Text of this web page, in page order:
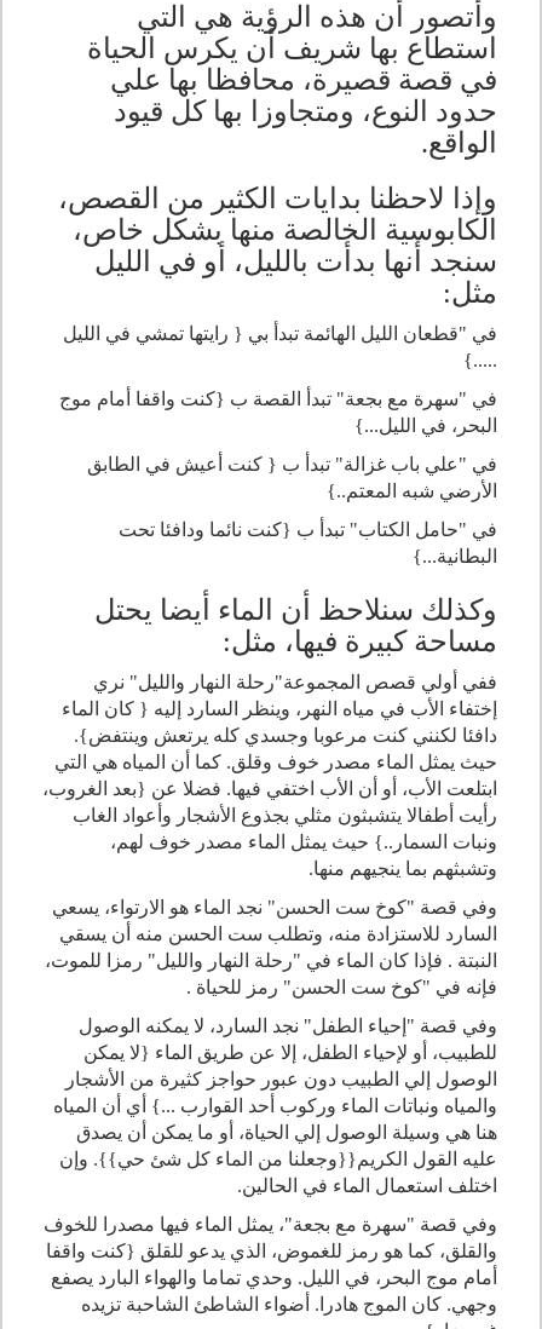
وأتصور أن هذه الرؤية هي التي
استطاع بها شريف أن يكرس الحياة
في قصة قصيرة، محافظا بها علي
حدود النوع، ومتجاوزا بها كل قيود
الواقع.
وإذا لاحظنا بدايات الكثير من القصص،
الكابوسية الخالصة منها بشكل خاص،
سنجد أنها بدأت بالليل، أو في الليل
مثل:
في "قطعان الليل الهائمة تبدأ بي { رايتها تمشي في الليل
.....}
في "سهرة مع بجعة" تبدأ القصة ب {كنت واقفا أمام موج
البحر، في الليل...}
في "علي باب غزالة" تبدأ ب { كنت أعيش في الطابق
الأرضي شبه المعتم..}
في "حامل الكتاب" تبدأ ب {كنت نائما ودافئا تحت
البطانية...}
وكذلك سنلاحظ أن الماء أيضا يحتل
مساحة كبيرة فيها، مثل:
ففي أولي قصص المجموعة"رحلة النهار والليل" نري
إختفاء الأب في مياه النهر، وينظر السارد إليه { كان الماء
دافئا لكنني كنت مرعوبا وجسدي كله يرتعش وينتفض}.
حيث يمثل الماء مصدر خوف وقلق. كما أن المياه هي التي
ابتلعت الأب، أو أن الأب اختفي فيها. فضلا عن {بعد الغروب،
رأيت أطفالا يتشبثون مثلي بجذوع الأشجار وأعواد الغاب
ونبات السمار..} حيث يمثل الماء مصدر خوف لهم،
وتشبثهم بما ينجيهم منها.
وفي قصة "كوخ ست الحسن" نجد الماء هو الارتواء، يسعي
السارد للاستزادة منه، وتطلب ست الحسن منه أن يسقي
النبتة . فإذا كان الماء في "رحلة النهار والليل" رمزا للموت،
فإنه في "كوخ ست الحسن" رمز للحياة .
وفي قصة "إحياء الطفل" نجد السارد، لا يمكنه الوصول
للطبيب، أو لإحياء الطفل، إلا عن طريق الماء {لا يمكن
الوصول إلي الطبيب دون عبور حواجز كثيرة من الأشجار
والمياه ونباتات الماء وركوب أحد القوارب ...} أي أن المياه
هنا هي وسيلة الوصول إلي الحياة، أو ما يمكن أن يصدق
عليه القول الكريم{{وجعلنا من الماء كل شئ حي}}. وإن
اختلف استعمال الماء في الحالين.
وفي قصة "سهرة مع بجعة"، يمثل الماء فيها مصدرا للخوف
والقلق، كما هو رمز للغموض، الذي يدعو للقلق {كنت واقفا
أمام موج البحر، في الليل. وحدي تماما والهواء البارد يصفع
وجهي. كان الموج هادرا. أضواء الشاطئ الشاحبة تزيده